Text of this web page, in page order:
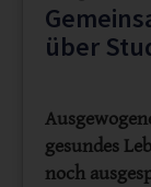
über
gesundes
noch